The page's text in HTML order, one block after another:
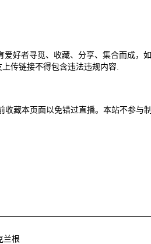
好者寻觅、收藏、分享、集合而成，
传链接不得包含违法违规内容.
藏本页面以免错过直播。本站不参与
兰根